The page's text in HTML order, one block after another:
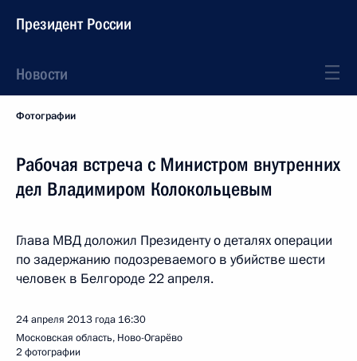
Президент России
Новости
Фотографии
Рабочая встреча с Министром внутренних
дел Владимиром Колокольцевым
Глава МВД доложил Президенту о деталях операции
по задержанию подозреваемого в убийстве шести
человек в Белгороде 22 апреля.
24 апреля 2013 года 16:30
Московская область, Ново-Огарёво
2 фотографии